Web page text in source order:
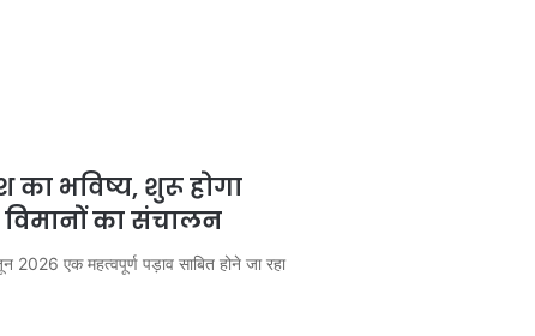
का भविष्य, शुरू होगा
का संचालन
एक महत्वपूर्ण पड़ाव साबित होने जा रहा